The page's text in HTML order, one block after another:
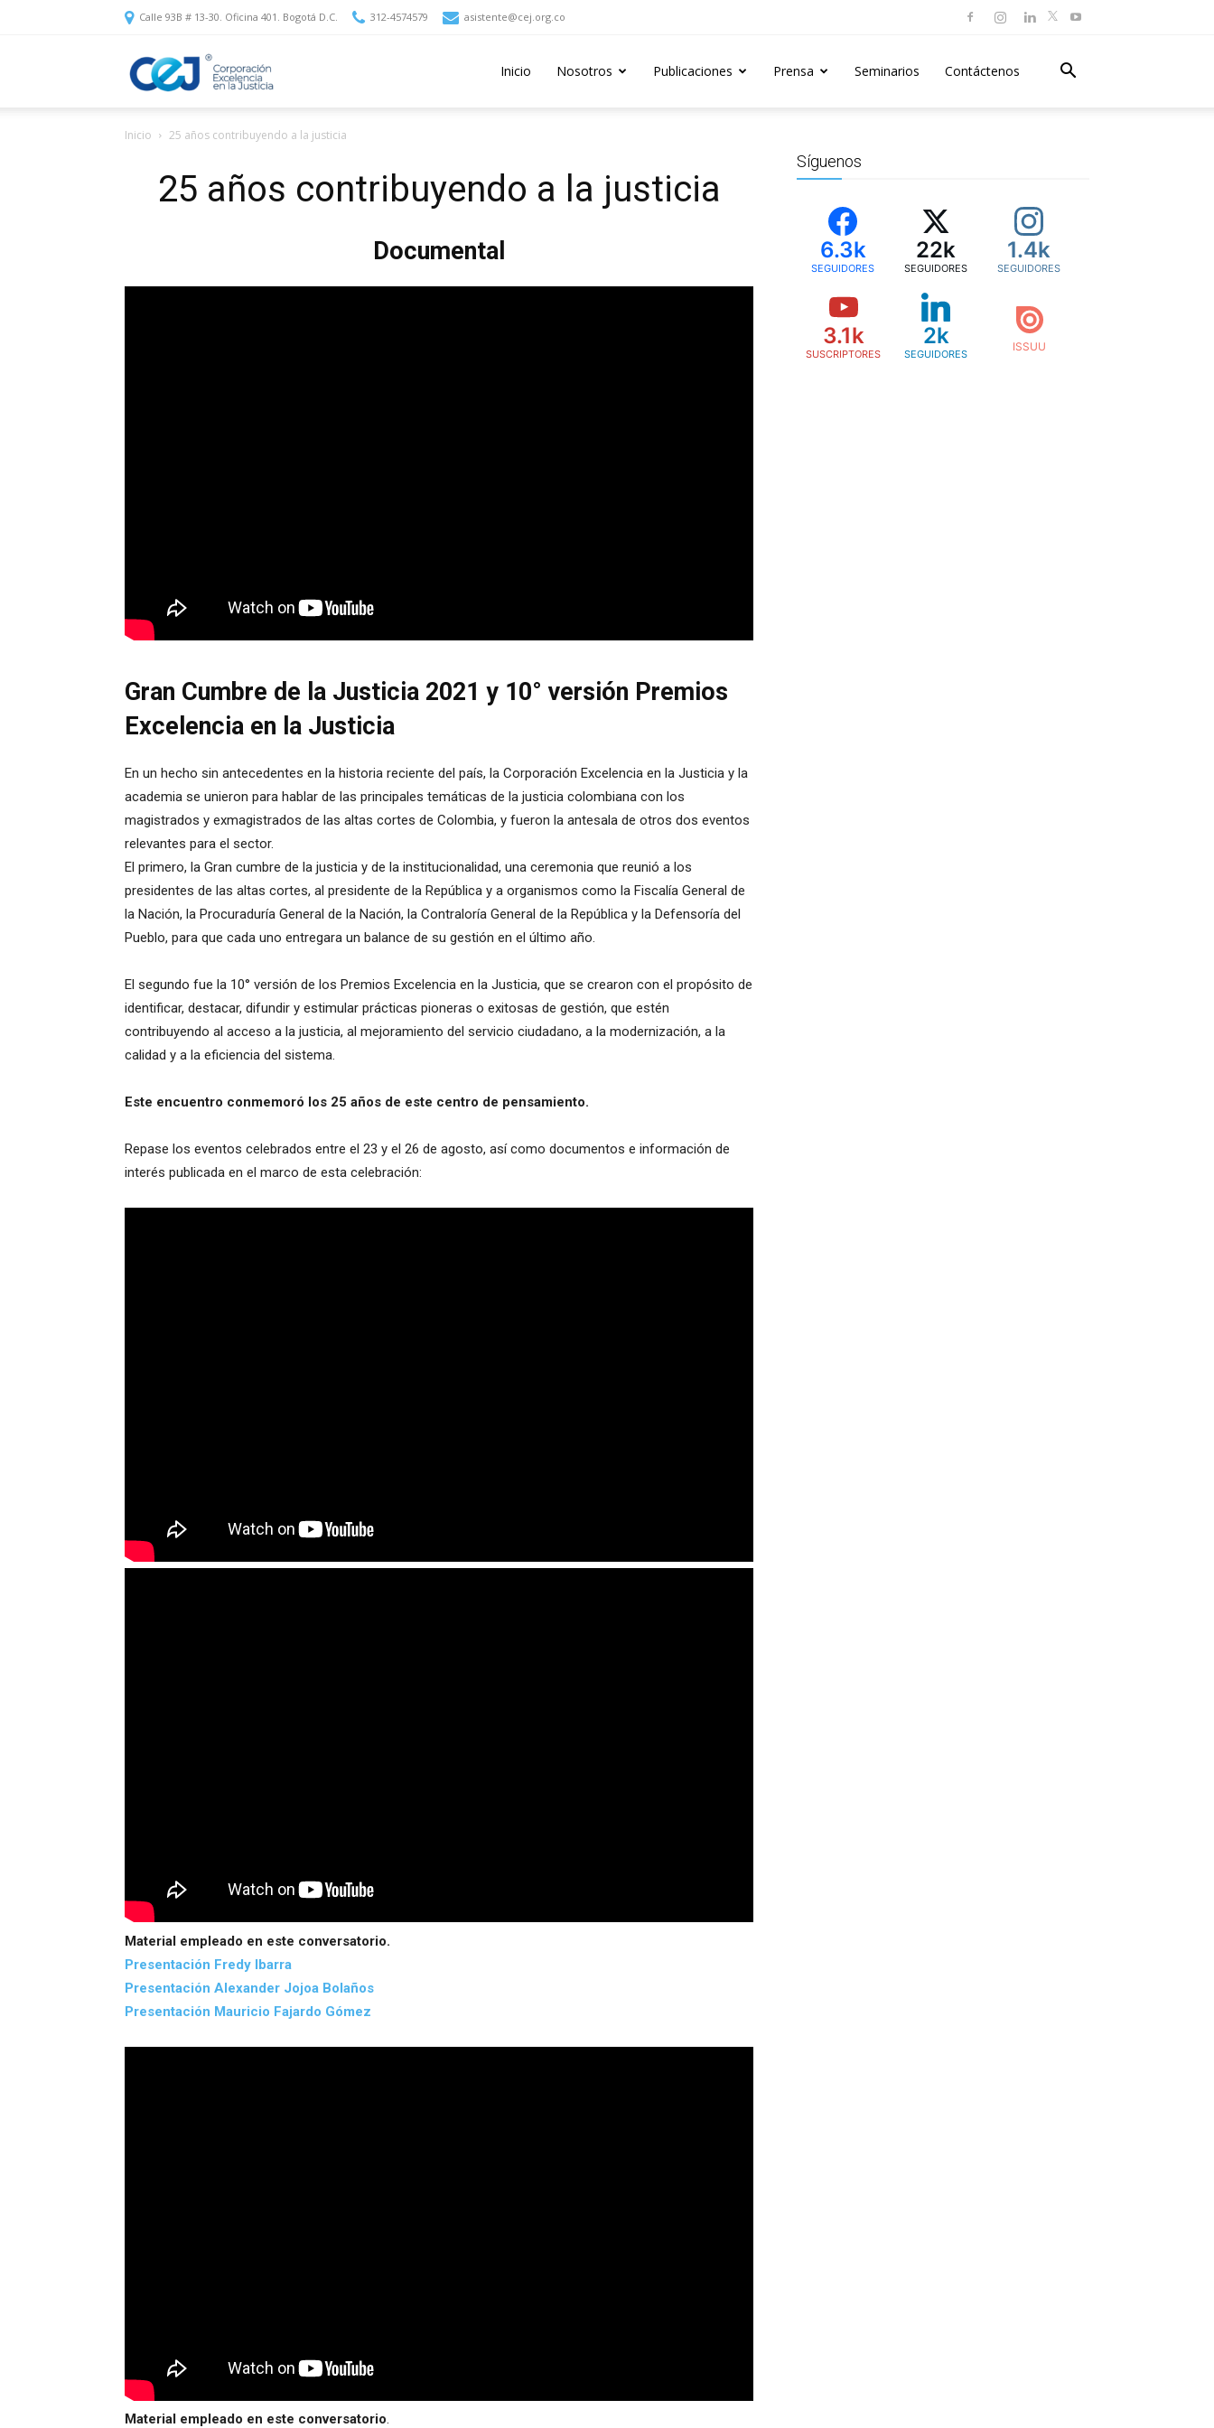
Calle 93B # 13-30. Oficina 401. Bogotá D.C. 312-4574579 asistente@cej.org.co
Excelencia
la
Inicio Nosotros Publicaciones Prensa Seminarios Contáctenos
Inicio 25 años contribuyendo a la justicia
25 años contribuyendo a la justicia
Documental
Gran Cumbre de la Justicia 2021 y 10° versión Premios
Excelencia en la Justicia
En un hecho sin antecedentes en la historia reciente del país, la Corporación Excelencia en la Justicia y la
academia se unieron para hablar de las principales temáticas de la justicia colombiana con los
magistrados y exmagistrados de las altas cortes de Colombia, y fueron la antesala de otros dos eventos
relevantes para el sector.
El primero, la Gran cumbre de la justicia y de la institucionalidad, una ceremonia que reunió a los
presidentes de las altas cortes, al presidente de la República y a organismos como la Fiscalía General de
la Nación, la Procuraduría General de la Nación, la Contraloría General de la República y la Defensoría del
Pueblo, para que cada uno entregara un balance de su gestión en el último año.
El segundo fue la 10° versión de los Premios Excelencia en la Justicia, que se crearon con el propósito de
identificar, destacar, difundir y estimular prácticas pioneras o exitosas de gestión, que estén
contribuyendo al acceso a la justicia, al mejoramiento del servicio ciudadano, a la modernización, a la
calidad y a la eficiencia del sistema.
Este encuentro conmemoró los 25 años de este centro de pensamiento.
Repase los eventos celebrados entre el 23 y el 26 de agosto, así como documentos e información de
interés publicada en el marco de esta celebración:
Material empleado en este conversatorio.
Presentación Fredy Ibarra
Presentación Alexander Jojoa Bolaños
Presentación Mauricio Fajardo Gómez
Material empleado en este conversatorio.
Síguenos
6.3k
SEGUIDORES
22k
SEGUIDORES
1.4k
SEGUIDORES
3.1k
SUSCRIPTORES
2k
SEGUIDORES